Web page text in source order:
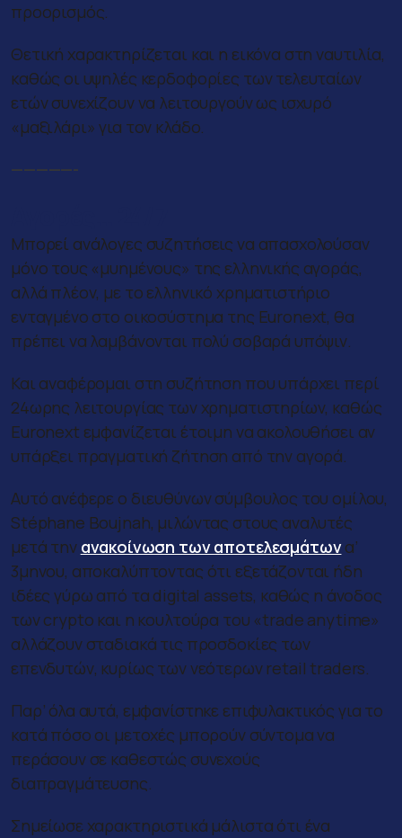
προορισμός.
Θετική χαρακτηρίζεται και η εικόνα στη ναυτιλία,
καθώς οι υψηλές κερδοφορίες των τελευταίων
ετών συνεχίζουν να λειτουργούν ως ισχυρό
«μαξιλάρι» για τον κλάδο.
—————-
Μπορεί ανάλογες συζητήσεις να απασχολούσαν
μόνο τους «μυημένους» της ελληνικής αγοράς,
αλλά πλέον, με το ελληνικό χρηματιστήριο
ενταγμένο στο οικοσύστημα της Euronext, θα
πρέπει να λαμβάνονται πολύ σοβαρά υπόψιν.
Και αναφέρομαι στη συζήτηση που υπάρχει περί
24ωρης λειτουργίας των χρηματιστηρίων, καθώς
Euronext εμφανίζεται έτοιμη να ακολουθήσει αν
υπάρξει πραγματική ζήτηση από την αγορά.
Αυτό ανέφερε ο διευθύνων σύμβουλος του ομίλου,
Stéphane Boujnah, μιλώντας στους αναλυτές
μετά την ανακοίνωση των αποτελεσμάτωνα’
3μηνου, αποκαλύπτοντας ότι εξετάζονται ήδη
ιδέες γύρω από τα digital assets, καθώς η άνοδος
των crypto και η κουλτούρα του «trade anytime»
αλλάζουν σταδιακά τις προσδοκίες των
επενδυτών, κυρίως των νεότερων retail traders.
Παρ’ όλα αυτά, εμφανίστηκε επιφυλακτικός για το
κατά πόσο οι μετοχές μπορούν σύντομα να
περάσουν σε καθεστώς συνεχούς
διαπραγμάτευσης.
Σημείωσε χαρακτηριστικά μάλιστα ότι ένα